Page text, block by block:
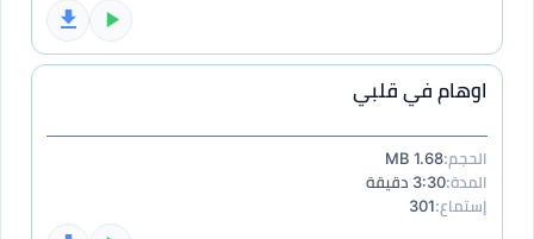
اوهام في قلبي
الحجم:1.68 MB
المدة:3:30 دقيقة
إستماع:301